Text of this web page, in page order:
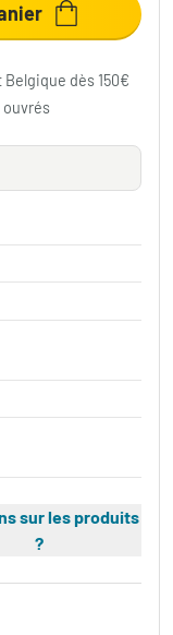
dès 150€
ouvrés
sur les produits
?